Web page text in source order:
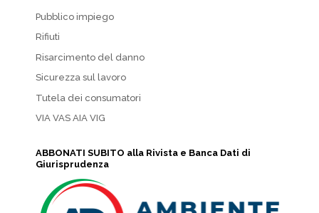
Pubblico impiego
Rifiuti
Risarcimento del danno
Sicurezza sul lavoro
Tutela dei consumatori
VIA VAS AIA VIG
ABBONATI SUBITO alla Rivista e Banca Dati di
Giurisprudenza